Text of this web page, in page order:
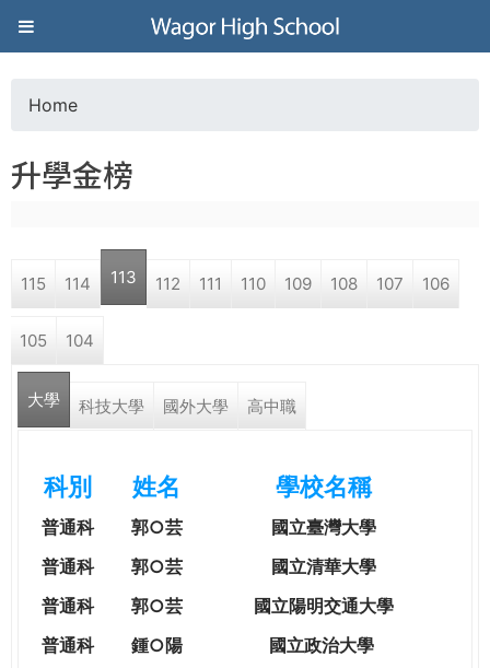
Jump to navigation
葳
格
高
學
o
a
r
e
e
Home
升學金榜
115 114 113 112 111 110 109 108 107 106
105 104
大學 科技大學 國外大學 高中職
科別 姓名 學校名稱
普通科 郭○芸
國立臺灣大學
普通科
郭○芸
國立清華大學
普通科
郭○芸
國立陽明交通大學
普通科
鍾○陽
國立政治大學